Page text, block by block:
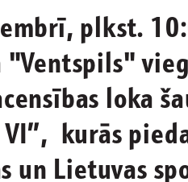
plkst.
"Ventspils"
loka
kurās
un Lietuvas